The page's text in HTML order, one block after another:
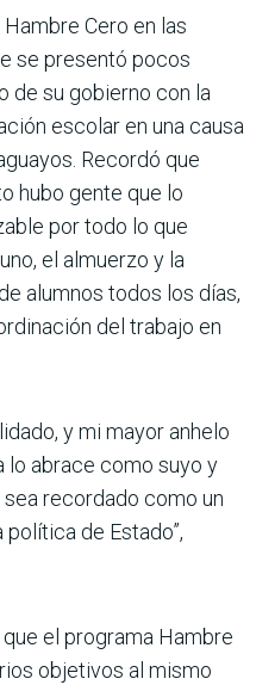
Cero en las
se presentó pocos
de su gobierno con la
escolar en una causa
Recordó que
hubo gente que lo
por todo lo que
el almuerzo y la
alumnos todos los días,
del trabajo en
y mi mayor anhelo
lo abrace como suyo y
recordado como un
de Estado”,
el pro­grama Hambre
objetivos al mismo